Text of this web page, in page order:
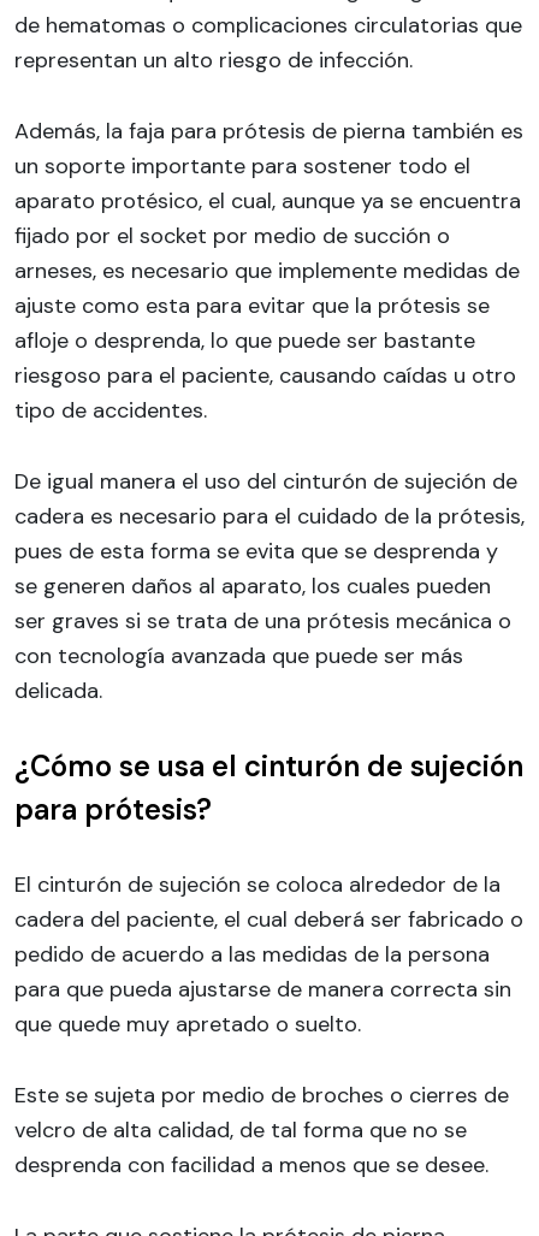
de hematomas o complicaciones circulatorias que
representan un alto riesgo de infección.
Además, la faja para prótesis de pierna también es
un soporte importante para sostener todo el
aparato protésico, el cual, aunque ya se encuentra
fijado por el socket por medio de succión o
arneses, es necesario que implemente medidas de
ajuste como esta para evitar que la prótesis se
afloje o desprenda, lo que puede ser bastante
riesgoso para el paciente, causando caídas u otro
tipo de accidentes.
De igual manera el uso del cinturón de sujeción de
cadera es necesario para el cuidado de la prótesis,
pues de esta forma se evita que se desprenda y
se generen daños al aparato, los cuales pueden
ser graves si se trata de una prótesis mecánica o
con tecnología avanzada que puede ser más
delicada.
¿Cómo se usa el cinturón de sujeción
para prótesis?
El cinturón de sujeción se coloca alrededor de la
cadera del paciente, el cual deberá ser fabricado o
pedido de acuerdo a las medidas de la persona
para que pueda ajustarse de manera correcta sin
que quede muy apretado o suelto.
Este se sujeta por medio de broches o cierres de
velcro de alta calidad, de tal forma que no se
desprenda con facilidad a menos que se desee.